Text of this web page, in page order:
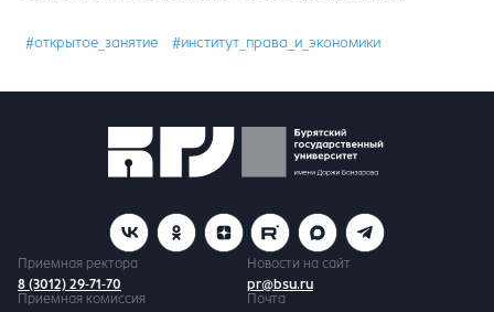
#открытое_занятие #институт_права_и_экономики
Приемная ректора
8 (3012) 29-71-70
Новости на сайт
pr@bsu.ru
Приемная комиссия
Почта